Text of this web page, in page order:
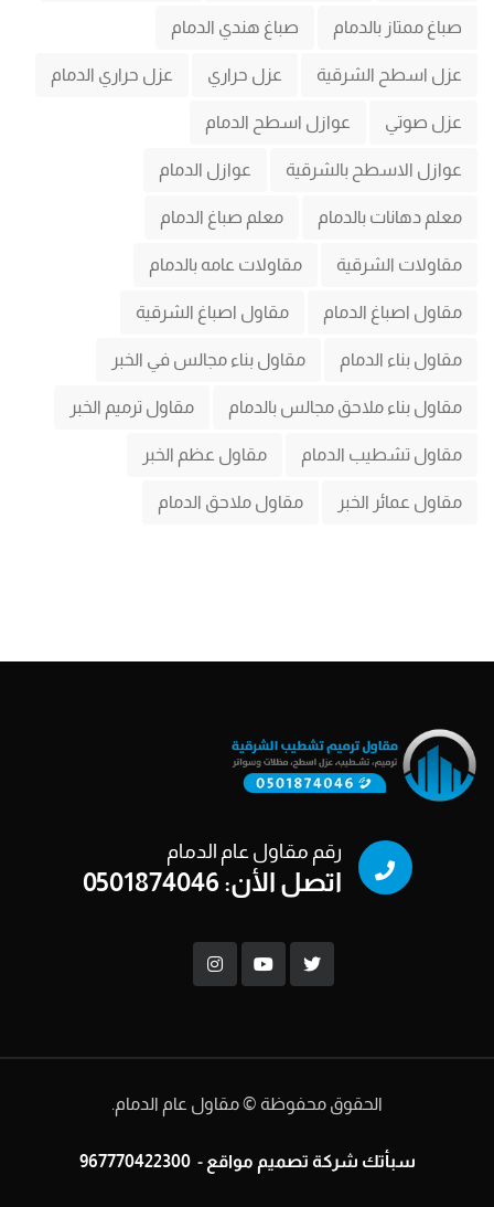
صباغ ممتاز بالدمام صباغ هندي الدمام
عزل اسطح الشرقية عزل حراري عزل حراري الدمام
عزل صوتي عوازل اسطح الدمام
عوازل الاسطح بالشرقية عوازل الدمام
معلم دهانات بالدمام معلم صباغ الدمام
مقاولات الشرقية مقاولات عامه بالدمام
مقاول اصباغ الدمام مقاول اصباغ الشرقية
مقاول بناء الدمام مقاول بناء مجالس في الخبر
مقاول بناء ملاحق مجالس بالدمام مقاول ترميم الخبر
مقاول تشطيب الدمام مقاول عظم الخبر
مقاول عمائر الخبر مقاول ملاحق الدمام
رقم مقاول عام الدمام
اتصل الأن: 0501874046
الحقوق محفوظة © مقاول عام الدمام.
سبأتك شركة تصميم مواقع -
967770422300